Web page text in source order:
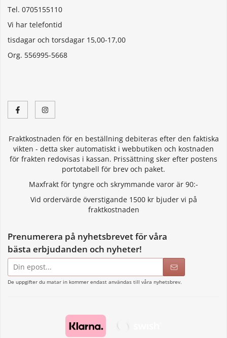
Tel. 0705155110
Vi har telefontid
tisdagar och torsdagar 15,00-17,00
Org. 556995-5668
Fraktkostnaden för en beställning debiteras efter den faktiska
vikten - detta sker automatiskt i webbutiken och kostnaden
för frakten redovisas i kassan. Prissättning sker efter postens
portotabell för brev och paket.
Maxfrakt för tyngre och skrymmande varor är 90:-
Vid ordervärde överstigande 1500 kr bjuder vi på
fraktkostnaden
Prenumerera på nyhetsbrevet för våra
bästa erbjudanden och nyheter!
postadress
De uppgifter du matar in kommer endast användas till våra nyhetsbrev.